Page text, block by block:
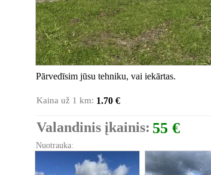
Pārvedīsim jūsu tehniku, vai iekārtas.
Kaina už 1 km: 1.70 €
Valandinis įkainis: 55 €
Nuotrauka: